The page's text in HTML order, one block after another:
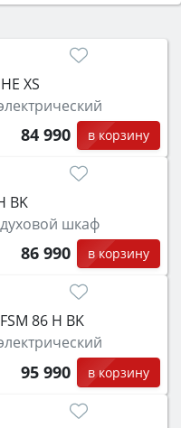
(газовый или
л для семьи,
самоочистка,
XS
84 990 в корзину
BK
шкаф
86 990 в корзину
86 H BK
95 990 в корзину